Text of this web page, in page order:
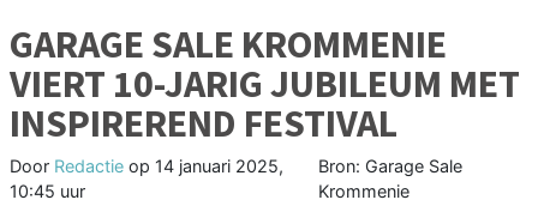
GARAGE SALE KROMMENIE
VIERT 10-JARIG JUBILEUM MET
INSPIREREND FESTIVAL
Door Redactie op 14 januari 2025,
10:45 uur
Bron: Garage Sale
Krommenie